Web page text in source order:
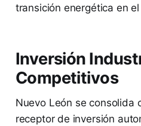
transición energética en
Inversión
Competitivos
Nuevo León se consolida
receptor de inversión